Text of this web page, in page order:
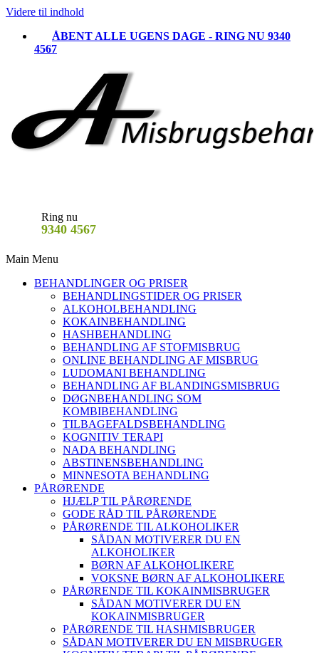
Videre til indhold
ÅBENT ALLE UGENS DAGE - RING NU 9340
4567
Ring nu
9340 4567
Main Menu
BEHANDLINGER OG PRISER
BEHANDLINGSTIDER OG PRISER
ALKOHOLBEHANDLING
KOKAINBEHANDLING
HASHBEHANDLING
BEHANDLING AF STOFMISBRUG
ONLINE BEHANDLING AF MISBRUG
LUDOMANI BEHANDLING
BEHANDLING AF BLANDINGSMISBRUG
DØGNBEHANDLING SOM
KOMBIBEHANDLING
TILBAGEFALDSBEHANDLING
KOGNITIV TERAPI
NADA BEHANDLING
ABSTINENSBEHANDLING
MINNESOTA BEHANDLING
PÅRØRENDE
HJÆLP TIL PÅRØRENDE
GODE RÅD TIL PÅRØRENDE
PÅRØRENDE TIL ALKOHOLIKER
SÅDAN MOTIVERER DU EN
ALKOHOLIKER
BØRN AF ALKOHOLIKERE
VOKSNE BØRN AF ALKOHOLIKERE
PÅRØRENDE TIL KOKAINMISBRUGER
SÅDAN MOTIVERER DU EN
KOKAINMISBRUGER
PÅRØRENDE TIL HASHMISBRUGER
SÅDAN MOTIVERER DU EN MISBRUGER